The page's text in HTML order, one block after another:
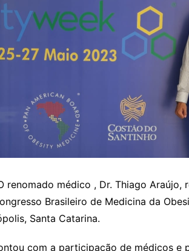
renomado médico , Dr. Thiago
Brasileiro de Medicina da
Santa Catarina.
com a participação de médicos e